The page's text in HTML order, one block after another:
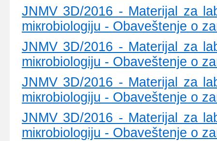
ЈNMV 3D/2016 - Mаtеriјаl zа
miкrоbiоlоgiјu - Оbаvеštеnjе о
ЈNMV 3D/2016 - Mаtеriјаl zа
miкrоbiоlоgiјu - Оbаvеštеnjе о
ЈNMV 3D/2016 - Mаtеriјаl zа
miкrоbiоlоgiјu - Оbаvеštеnjе о
ЈNMV 3D/2016 - Mаtеriјаl zа
miкrоbiоlоgiјu - Оbаvеštеnjе о